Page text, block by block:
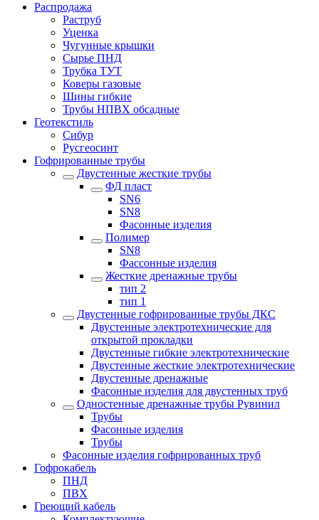
Распродажа
Раструб
Уценка
Чугунные крышки
Сырье ПНД
Трубка ТУТ
Коверы газовые
Шины гибкие
Трубы НПВХ обсадные
Геотекстиль
Сибур
Русгеосинт
Гофрированные трубы
Двустенные жесткие трубы
ФД пласт
SN6
SN8
Фасонные изделия
Полимер
SN8
Фассонные изделия
Жесткие дренажные трубы
тип 2
тип 1
Двустенные гофрированные трубы ДКС
Двустенные электротехнические для
открытой прокладки
Двустенные гибкие электротехнические
Двустенные жесткие электротехнические
Двустенные дренажные
Фасонные изделия для двустенных труб
Одностенные дренажные трубы Рувинил
Трубы
Фасонные изделия
Трубы
Фасонные изделия гофрированных труб
Гофрокабель
ПНД
ПВХ
Греющий кабель